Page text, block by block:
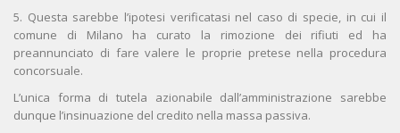
5. Questa sarebbe l’ipotesi verificatasi nel caso di specie, in cui il
comune di Milano ha curato la rimozione dei rifiuti ed ha
preannunciato di fare valere le proprie pretese nella procedura
concorsuale.
L’unica forma di tutela azionabile dall’amministrazione sarebbe
dunque l’insinuazione del credito nella massa passiva.